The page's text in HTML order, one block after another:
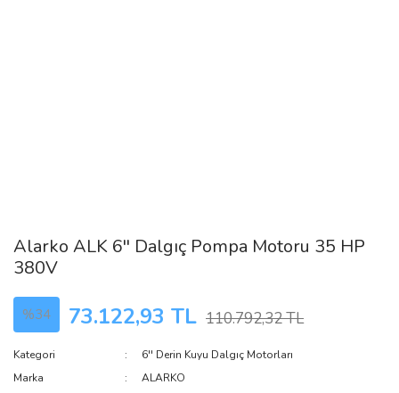
Alarko ALK 6'' Dalgıç Pompa Motoru 35 HP
380V
%34 73.122,93 TL 110.792,32 TL
Kategori
6'' Derin Kuyu Dalgıç Motorları
Marka
ALARKO